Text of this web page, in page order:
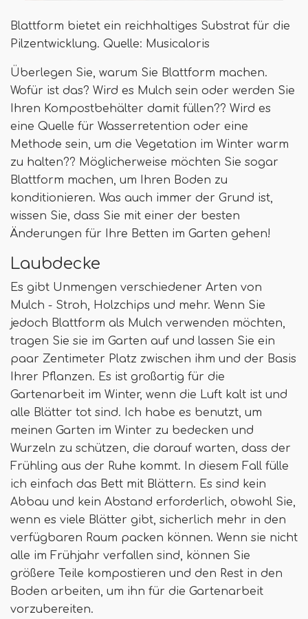
Blattform bietet ein reichhaltiges Substrat für die
Pilzentwicklung. Quelle: Musicaloris
Überlegen Sie, warum Sie Blattform machen.
Wofür ist das? Wird es Mulch sein oder werden Sie
Ihren Kompostbehälter damit füllen?? Wird es
eine Quelle für Wasserretention oder eine
Methode sein, um die Vegetation im Winter warm
zu halten?? Möglicherweise möchten Sie sogar
Blattform machen, um Ihren Boden zu
konditionieren. Was auch immer der Grund ist,
wissen Sie, dass Sie mit einer der besten
Änderungen für Ihre Betten im Garten gehen!
Laubdecke
Es gibt Unmengen verschiedener Arten von
Mulch - Stroh, Holzchips und mehr. Wenn Sie
jedoch Blattform als Mulch verwenden möchten,
tragen Sie sie im Garten auf und lassen Sie ein
paar Zentimeter Platz zwischen ihm und der Basis
Ihrer Pflanzen. Es ist großartig für die
Gartenarbeit im Winter, wenn die Luft kalt ist und
alle Blätter tot sind. Ich habe es benutzt, um
meinen Garten im Winter zu bedecken und
Wurzeln zu schützen, die darauf warten, dass der
Frühling aus der Ruhe kommt. In diesem Fall fülle
ich einfach das Bett mit Blättern. Es sind kein
Abbau und kein Abstand erforderlich, obwohl Sie,
wenn es viele Blätter gibt, sicherlich mehr in den
verfügbaren Raum packen können. Wenn sie nicht
alle im Frühjahr verfallen sind, können Sie
größere Teile kompostieren und den Rest in den
Boden arbeiten, um ihn für die Gartenarbeit
vorzubereiten.